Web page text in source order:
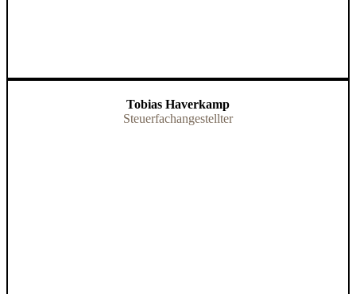
Tobias Haverkamp
Steuerfachangestellter